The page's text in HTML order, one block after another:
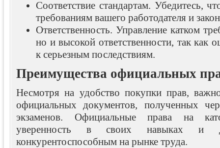
Соответствие стандартам. Убедитесь,
требованиям вашего работодателя и
Ответственность. Управление катком
но и высокой ответственности, так как
к серьезным последствиям.
Преимущества официальных
Несмотря на удобство покупки прав,
официальных документов, полученных
экзаменов. Официальные права на
уверенность в своих навыках и
конкурентоспособным на рынке труда.